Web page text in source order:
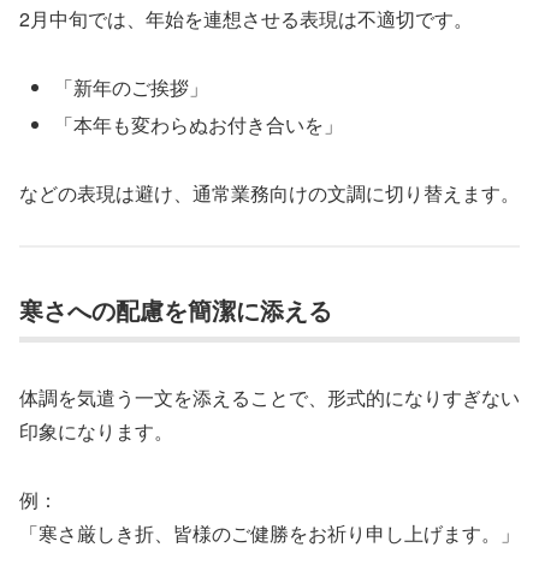
2月中旬では、年始を連想させる表現は不適切です。
「新年のご挨拶」
「本年も変わらぬお付き合いを」
などの表現は避け、通常業務向けの文調に切り替えます。
寒さへの配慮を簡潔に添える
体調を気遣う一文を添えることで、形式的になりすぎない
印象になります。
例：
「寒さ厳しき折、皆様のご健勝をお祈り申し上げます。」